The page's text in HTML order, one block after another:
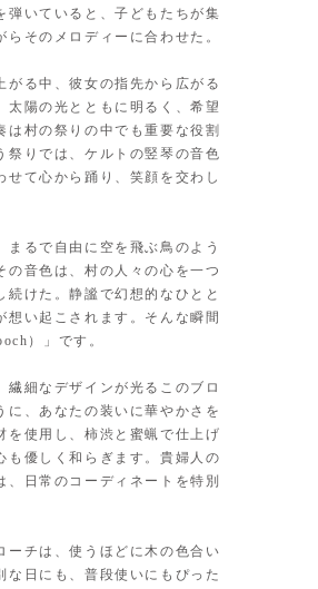
弾いていると、子どもたちが集
そのメロディーに合わせた。
がる中、彼女の指先から広がる
太陽の光とともに明るく、希望
村の祭りの中でも重要な役割
祭りでは、ケルトの竪琴の音色
て心から踊り、笑顔を交わし
るで自由に空を飛ぶ鳥のよう
の音色は、村の人々の心を一つ
けた。静謐で幻想的なひとと
想い起こされます。そんな瞬間
）」です。
細なデザインが光るこのブロ
に、あなたの装いに華やかさを
を使用し、柿渋と蜜蝋で仕上げ
も優しく和らぎます。貴婦人の
日常のコーディネートを特別
ーチは、使うほどに木の色合い
な日にも、普段使いにもぴった